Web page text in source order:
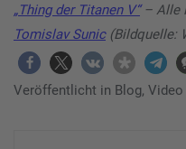
„Thing der Titanen V“– Alle
Tomislav Sunic(Bildquelle:
Veröffentlicht in Blog, Video